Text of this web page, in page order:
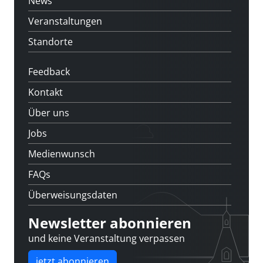
Veranstaltungen
Standorte
Feedback
Kontakt
Über uns
Jobs
Medienwunsch
FAQs
Überweisungsdaten
Newsletter abonnieren
und keine Veranstaltung verpassen